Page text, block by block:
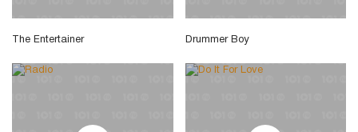
The Entertainer Drummer Boy